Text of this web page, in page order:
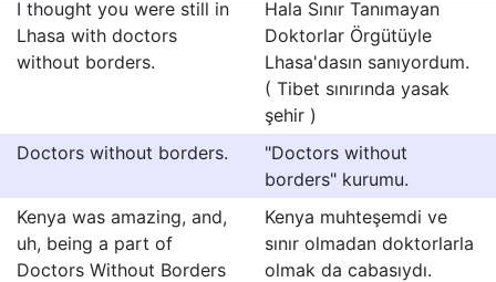
I thought you were still in
Lhasa with doctors
without borders.
Hala Sınır Tanımayan
Doktorlar Örgütüyle
Lhasa'dasın sanıyordum.
( Tibet sınırında yasak
şehir )
Doctors without borders.
"Doctors without
borders" kurumu.
Kenya was amazing, and,
uh, being a part of
Doctors Without Borders
Kenya muhteşemdi ve
sınır olmadan doktorlarla
olmak da cabasıydı.